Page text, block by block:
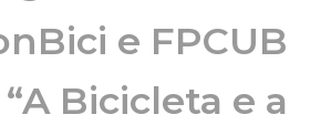
e FPCUB
“A Bicicleta e a